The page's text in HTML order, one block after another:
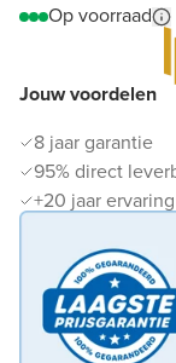
Jouw voordelen
8 jaar garantie
95% direct
+20 jaar
Op voorraad